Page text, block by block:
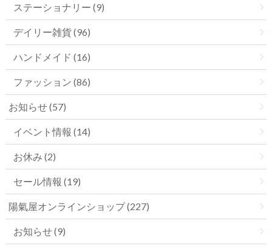
ステーショナリー (9)
デイリー雑貨 (96)
ハンドメイド (16)
ファッション (86)
お知らせ (57)
イベント情報 (14)
お休み (2)
セール情報 (19)
陽氣屋オンラインショップ (227)
お知らせ (9)